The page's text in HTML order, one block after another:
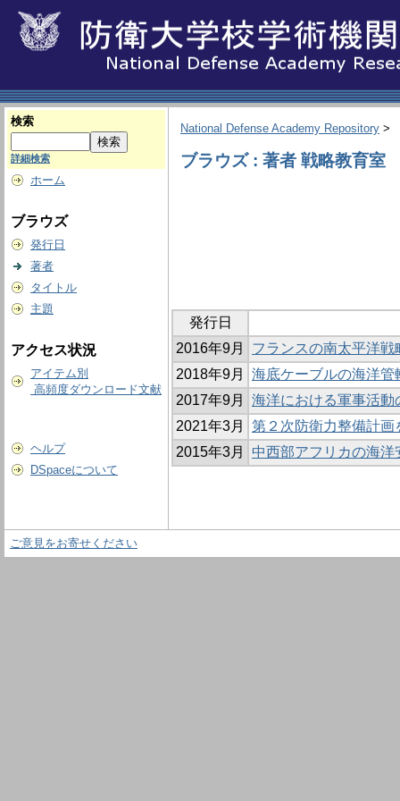
検索
詳細検索
ホーム
ブラウズ
発行日
著者
タイトル
主題
アクセス状況
アイテム別
高頻度ダウンロード文献
ヘルプ
DSpaceについて
National Defense Academy Repository >
ブラウズ : 著者 戦略教育室
発行日
2016年9月
フランスの南太平洋戦
2018年9月
海底ケーブルの海洋
2017年9月
海洋における軍事活動
2021年3月
第２次防衛力整備計
2015年3月
中西部アフリカの海
ご意見をお寄せください